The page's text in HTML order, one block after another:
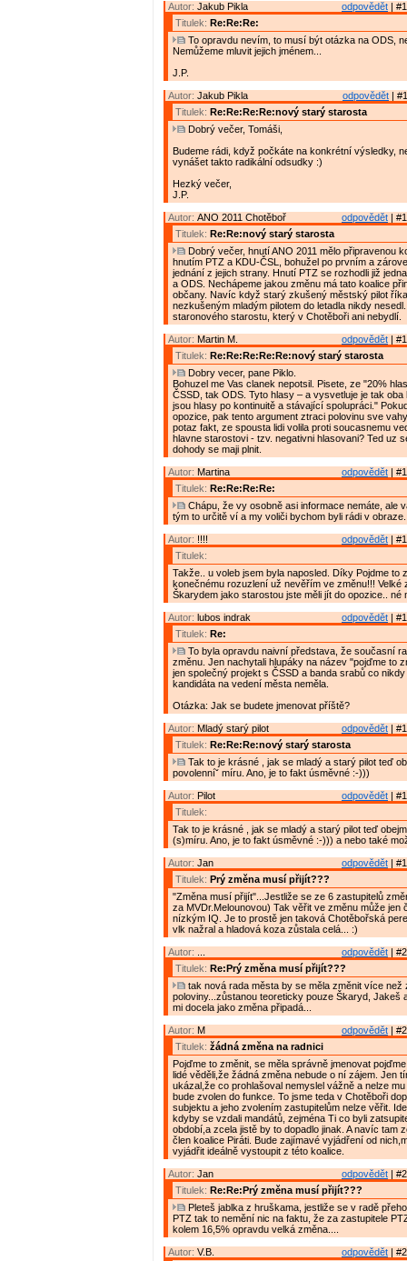
odpovědět |
Autor: Jakub Pikla
Titulek: Re:Re:Re:
To opravdu nevím, to musí být otázka na ODS,
Nemůžeme mluvit jejich jménem...
J.P.
odpovědět |
Autor: Jakub Pikla
Titulek: Re:Re:Re:Re:nový starý starosta
Dobrý večer, Tomáši,
Budeme rádi, když počkáte na konkrétní výsledky,
vynášet takto radikální odsudky :)
Hezký večer,
J.P.
odpovědět |
Autor: ANO 2011 Chotěboř
Titulek: Re:Re:nový starý starosta
Dobrý večer, hnutí ANO 2011 mělo připravenou
hnutím PTZ a KDU-ČSL, bohužel po prvním a
jednání z jejich strany. Hnutí PTZ se rozhodli již
a ODS. Nechápeme jakou změnu má tato koalice
občany. Navíc když starý zkušený městský pilot
nezkušeným mladým pilotem do letadla nikdy
staronového starostu, který v Chotěboři ani nebydlí.
odpovědět |
Autor: Martin M.
Titulek: Re:Re:Re:Re:Re:nový starý starosta
Dobry vecer, pane Piklo.
Bohuzel me Vas clanek nepotsil. Pisete, ze "20%
ČSSD, tak ODS. Tyto hlasy – a vysvetluje je tak oba
jsou hlasy po kontinuitě a stávající spolupráci."
opozice, pak tento argument ztraci polovinu sve
potaz fakt, ze spousta lidi volila proti soucasnemu
hlavne starostovi - tzv. negativni hlasovani? Ted uz
dohody se maji plnit.
odpovědět |
Autor: Martina
Titulek: Re:Re:Re:Re:
Chápu, že vy osobně asi informace nemáte, ale
tým to určitě ví a my voliči bychom byli rádi v obraze.
odpovědět |
Autor: !!!!
Titulek:
Takže.. u voleb jsem byla naposled. Díky Pojdme to
konečnému rozuzlení už nevěřím ve změnu!!! Velké
Škarydem jako starostou jste měli jít do opozice.. né
odpovědět |
Autor: lubos indrak
Titulek: Re:
To byla opravdu naivní představa, že současní
změnu. Jen nachytali hlupáky na název "pojďme to
jen společný projekt s ČSSD a banda srabů co
kandidáta na vedení města neměla.
Otázka: Jak se budete jmenovat příště?
odpovědět |
Autor: Mladý starý pilot
Titulek: Re:Re:Re:nový starý starosta
Tak to je krásné , jak se mladý a starý pilot teď
povolenníˇ míru. Ano, je to fakt úsměvné :-)))
odpovědět |
Autor: Pilot
Titulek:
Tak to je krásné , jak se mladý a starý pilot teď
(s)míru. Ano, je to fakt úsměvné :-))) a nebo také
odpovědět |
Autor: Jan
Titulek: Prý změna musí přijít???
"Změna musí přijít"...Jestliže se ze 6 zastupitelů
za MVDr.Melounovou) Tak věřit ve změnu může jen
nízkým IQ. Je to prostě jen taková Chotěbořská
vlk nažral a hladová koza zůstala celá... :)
odpovědět |
Autor:
Titulek: Re:Prý změna musí přijít???
tak nová rada města by se měla změnit více než
poloviny...zůstanou teoreticky pouze Škaryd, Jakeš
mi docela jako změna připadá...
odpovědět |
Autor: M
Titulek: žádná změna na radnici
Pojďme to změnit, se měla správně jmenovat
lidé věděli,že žádná změna nebude o ní zájem. Jen
ukázal,že co prohlašoval nemyslel vážně a nelze
bude zvolen do funkce. To jsme teda v Chotěboři
subjektu a jeho zvolením zastupitelům nelze věřit.
kdyby se vzdali mandátů, zejména Ti co byli
období,a zcela jistě by to dopadlo jinak. A navíc tam
člen koalice Piráti. Bude zajímavé vyjádření od
vyjádřit ideálně vystoupit z této koalice.
odpovědět |
Autor: Jan
Titulek: Re:Re:Prý změna musí přijít???
Pleteš jablka z hruškama, jestliže se v radě
PTZ tak to nemění nic na faktu, že za zastupitele
kolem 16,5% opravdu velká změna....
odpovědět |
Autor: V.B.